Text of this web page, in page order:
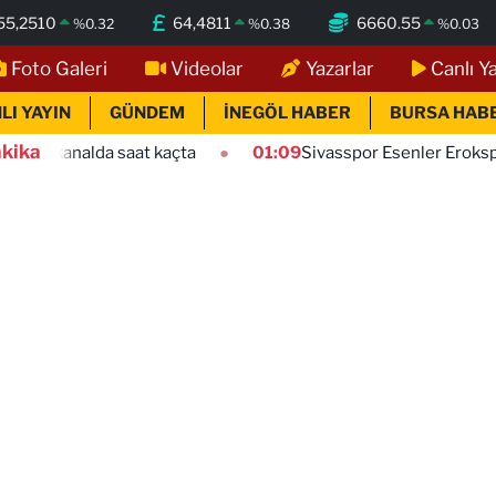
%0.32 64,4811 %0.38 6660.55 %0.03
Foto Galeri Videolar Yazarlar Canlı
YAYIN GÜNDEM İNEGÖL HABER BURSA
kaçta 01:09Sivasspor Esenler Erokspor maçı hangi